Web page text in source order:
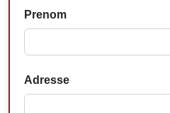
Prenom
Adresse